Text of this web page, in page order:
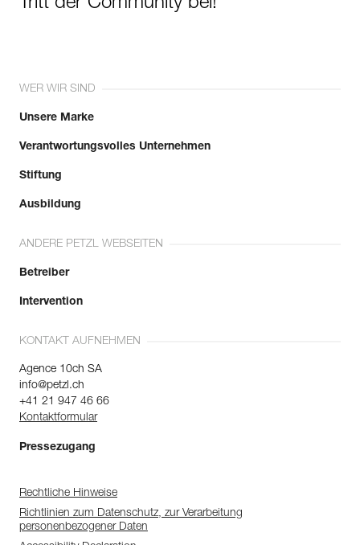
WER WIR SIND
Unsere Marke
Verantwortungsvolles Unternehmen
Stiftung
Ausbildung
ANDERE PETZL WEBSEITEN
Betreiber
Intervention
KONTAKT AUFNEHMEN
Agence 10ch SA
info@petzl.ch
+41 21 947 46 66
Kontaktformular
Pressezugang
Rechtliche Hinweise
Richtlinien zum Datenschutz, zur Verarbeitung
personenbezogener Daten